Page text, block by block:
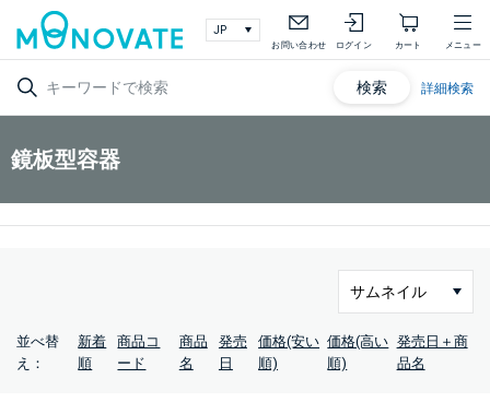
お問い合わせ ログイン カート メニュー
検索 詳細検索
鏡板型容器
並べ替
え：
新着
順
商品コ
ード
商品
名
発売
日
価格(安い
順)
価格(高い
順)
発売日＋商
品名